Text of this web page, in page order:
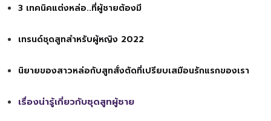
3 เทคนิคแต่งหล่อ..ที่ผู้ชายต้องมี
เทรนด์ชุดสูทสำหรับผู้หญิง 2022
นิยายของสาวหล่อกับสูทสั่งตัดที่เปรียบเสมือนรักแรกของเรา
เรื่องน่ารู้เกี่ยวกับชุดสูทผู้ชาย